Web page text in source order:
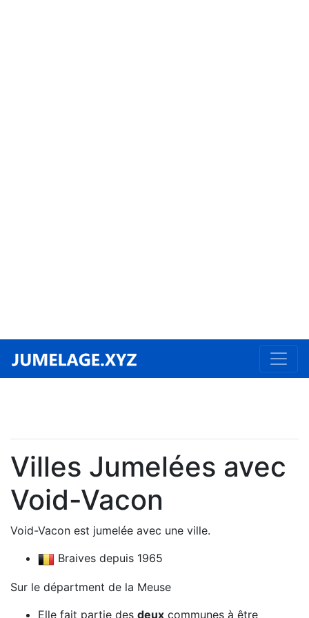
Villes Jumelées avec
Void-Vacon
Void-Vacon est jumelée avec une ville.
Braives depuis 1965
Sur le départment de la Meuse
Elle fait partie des deux communes à être